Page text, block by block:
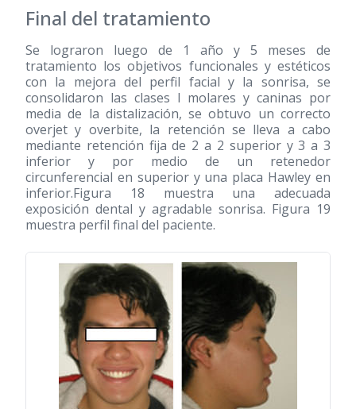
Final del tratamiento
Se lograron luego de 1 año y 5 meses de
tratamiento los objetivos funcionales y estéticos
con la mejora del perfil facial y la sonrisa, se
consolidaron las clases I molares y caninas por
media de la distalización, se obtuvo un correcto
overjet y overbite, la retención se lleva a cabo
mediante retención fija de 2 a 2 superior y 3 a 3
inferior y por medio de un retenedor
circunferencial en superior y una placa Hawley en
inferior.Figura 18 muestra una adecuada
exposición dental y agradable sonrisa. Figura 19
muestra perfil final del paciente.